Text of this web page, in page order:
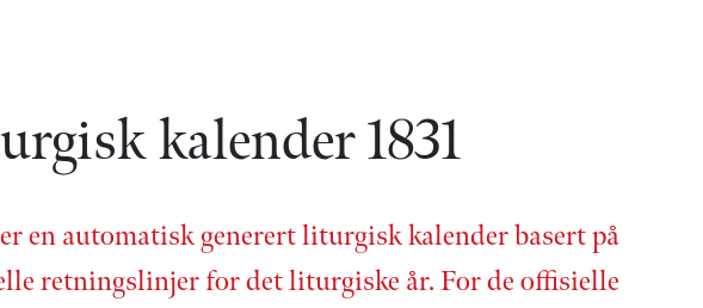
kalender 1831
en automatisk generert liturgisk kalender basert på
retnings­linjer for det liturgiske år. For de offisielle